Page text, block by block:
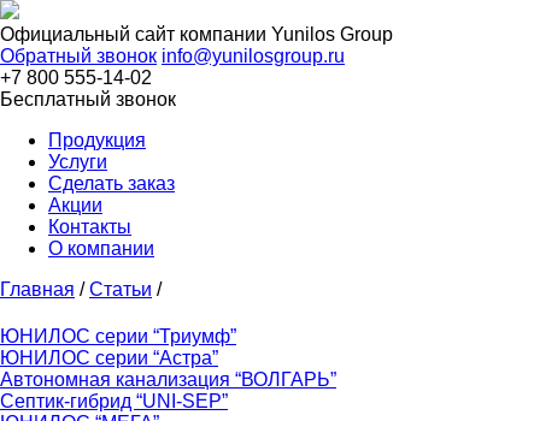
Официальный сайт компании Yunilos Group
Обратный звонок info@yunilosgroup.ru
+7 800 555-14-02
Бесплатный звонок
Продукция
Услуги
Сделать заказ
Акции
Контакты
О компании
Главная /Статьи /
ЮНИЛОС серии “Триумф”
ЮНИЛОС серии “Астра”
Автономная канализация “ВОЛГАРЬ”
Септик-гибрид “UNI-SEP”